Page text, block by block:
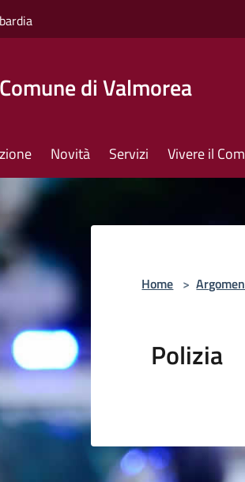
Comune di Valmorea
Novità Servizi Vivere il
Home >
Polizia